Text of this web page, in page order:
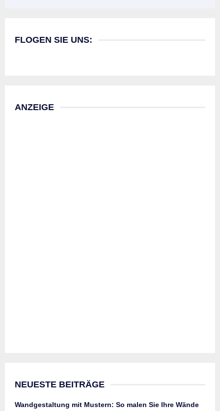
FLOGEN SIE UNS:
ANZEIGE
NEUESTE BEITRÄGE
Wandgestaltung mit Mustern: So malen Sie Ihre Wände